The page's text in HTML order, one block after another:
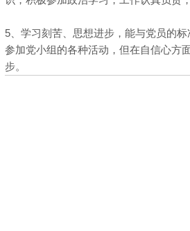
5、学习刻苦、思想进步，能与党员的
参加党小组的各种活动，但在自信心方
步。